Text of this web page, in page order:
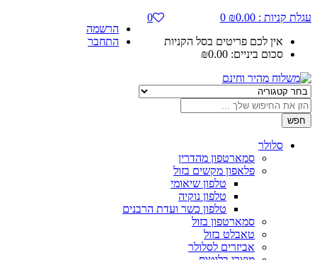
עגלת קניות :
₪0.00
0
אין לכם פריטים בסל הקניות
סכום ביניים:
₪0.00
0
הרשמה
התחבר
חפש
סלולר
סמארטפון מהדרין
פלאפון מקשים בזול
טלפון שיאומי
טלפון נוקיה
טלפון כשר ועדת הרבנים
סמארטפון בזול
טאבלט בזול
אביזרים לסלולר